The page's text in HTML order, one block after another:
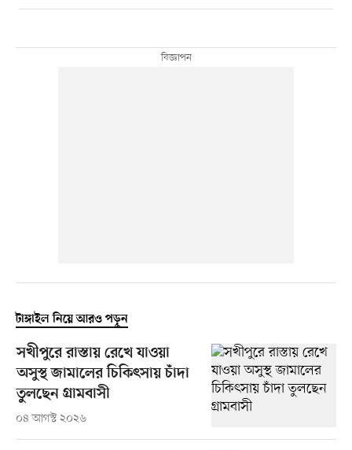
টাঙ্গাইল নিয়ে আরও পড়ুন
সখীপুরে রাস্তায় রেখে যাওয়া
অসুস্থ জামালের চিকিৎসায় চাঁদা
তুলছেন গ্রামবাসী
০৪ আগস্ট ২০২৬